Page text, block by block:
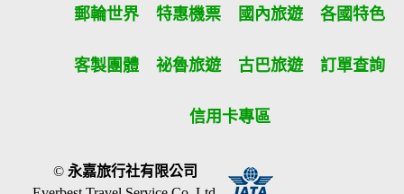
郵輪世界 特惠機票 國內旅遊 各國特色
客製團體 祕魯旅遊 古巴旅遊 訂單查詢
信用卡專區
©永嘉旅行社有限公司